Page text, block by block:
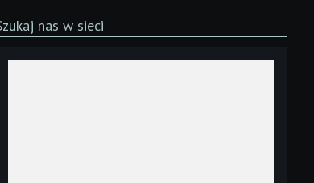
nas w sieci